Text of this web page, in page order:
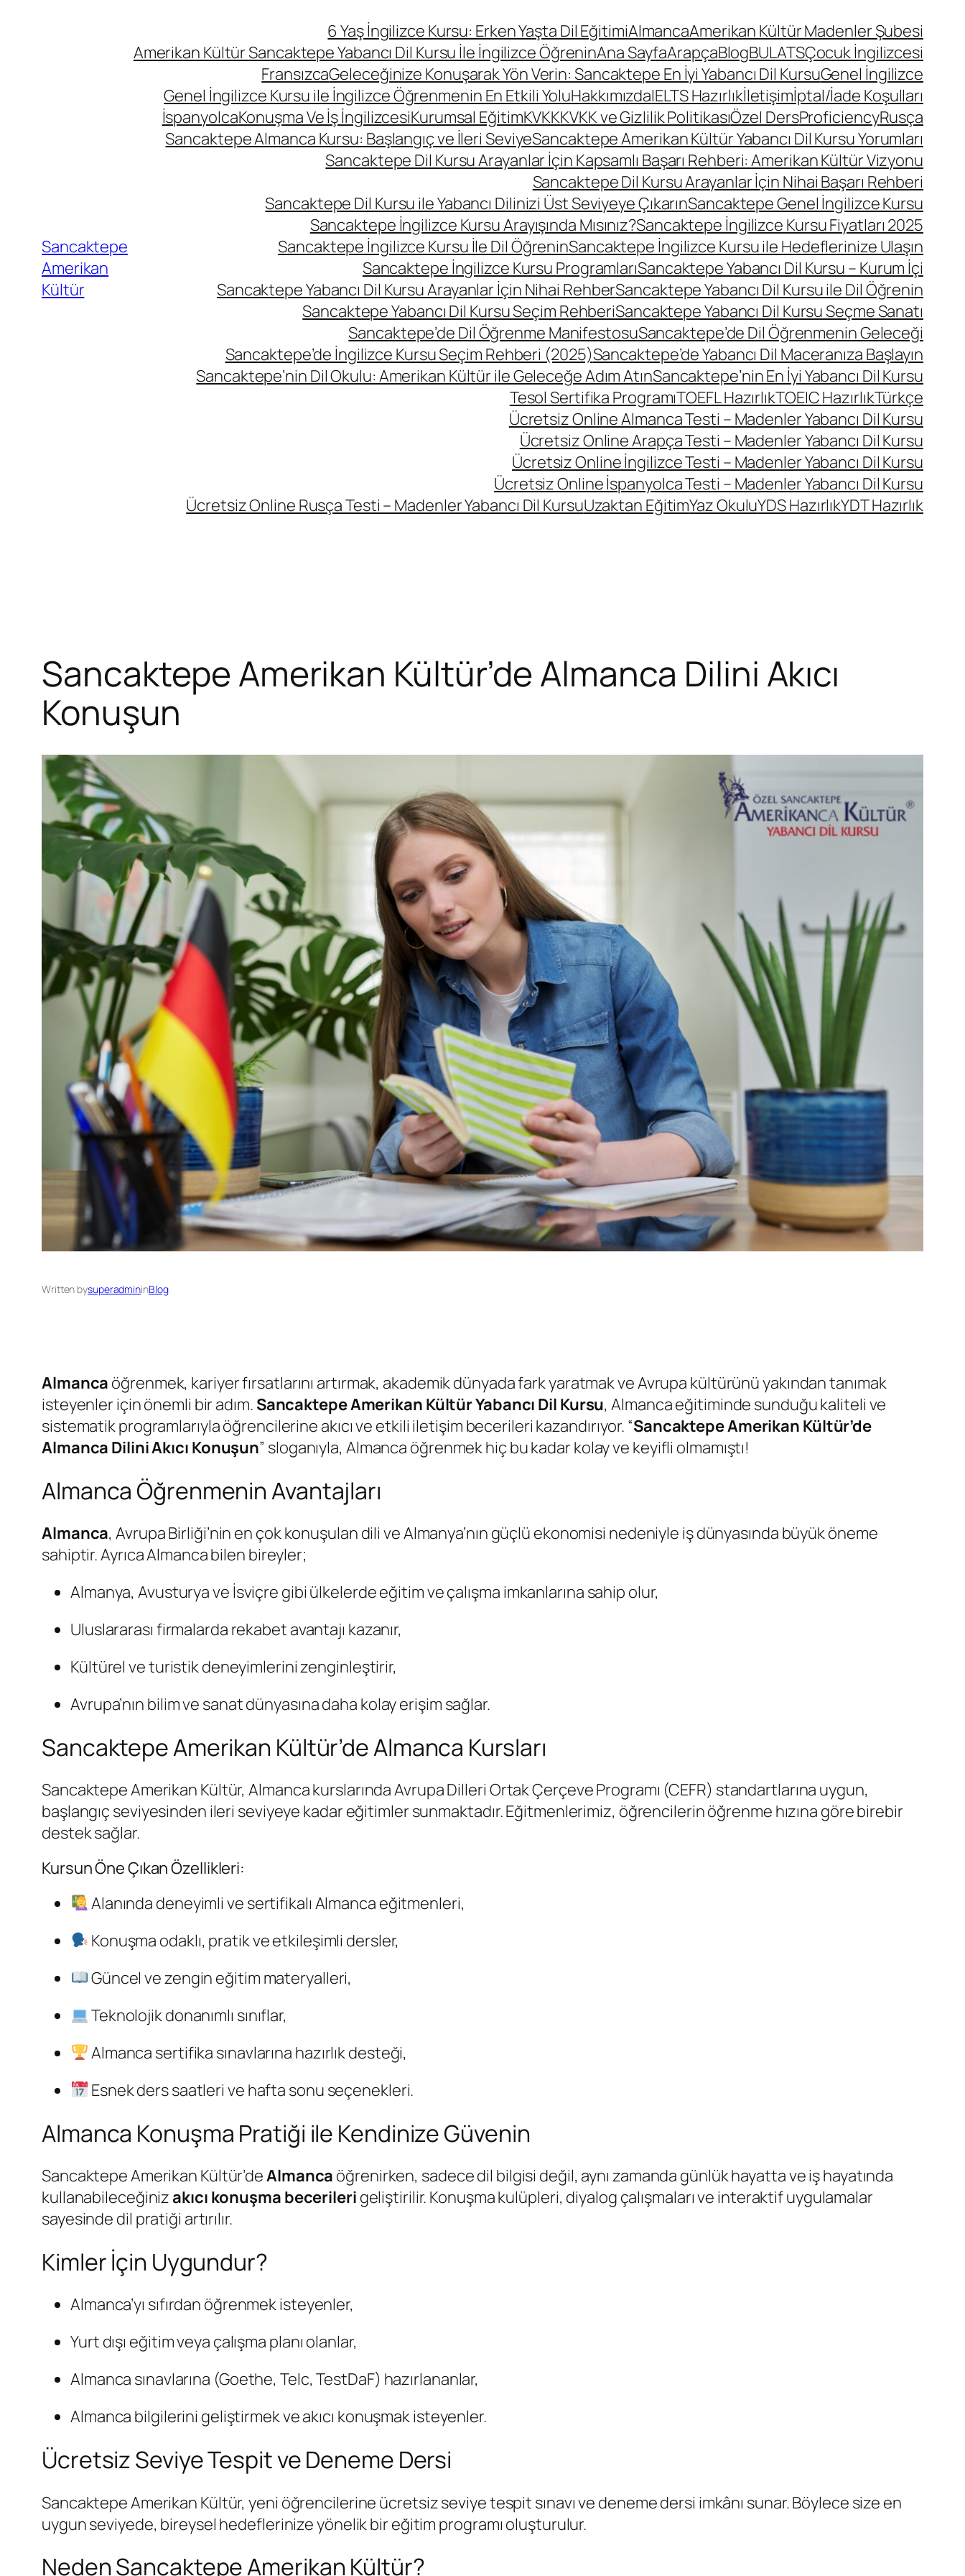
Sancaktepe
Amerikan
Kültür
6 Yaş İngilizce Kursu: Erken Yaşta Dil EğitimiAlmancaAmerikan Kültür Madenler Şubesi
Amerikan Kültür Sancaktepe Yabancı Dil Kursu İle İngilizce ÖğreninAna SayfaArapçaBlogBULATSÇocuk İngilizcesi
FransızcaGeleceğinize Konuşarak Yön Verin: Sancaktepe En İyi Yabancı Dil KursuGenel İngilizce
Genel İngilizce Kursu ile İngilizce Öğrenmenin En Etkili YoluHakkımızdaIELTS Hazırlıkİletişimİptal/İade Koşulları
İspanyolcaKonuşma Ve İş İngilizcesiKurumsal EğitimKVKKKVKK ve Gizlilik PolitikasıÖzel DersProficiencyRusça
Sancaktepe Almanca Kursu: Başlangıç ve İleri SeviyeSancaktepe Amerikan Kültür Yabancı Dil Kursu Yorumları
Sancaktepe Dil Kursu Arayanlar İçin Kapsamlı Başarı Rehberi: Amerikan Kültür Vizyonu
Sancaktepe Dil Kursu Arayanlar İçin Nihai Başarı Rehberi
Sancaktepe Dil Kursu ile Yabancı Dilinizi Üst Seviyeye ÇıkarınSancaktepe Genel İngilizce Kursu
Sancaktepe İngilizce Kursu Arayışında Mısınız?Sancaktepe İngilizce Kursu Fiyatları 2025
Sancaktepe İngilizce Kursu İle Dil ÖğreninSancaktepe İngilizce Kursu ile Hedeflerinize Ulaşın
Sancaktepe İngilizce Kursu ProgramlarıSancaktepe Yabancı Dil Kursu – Kurum İçi
Sancaktepe Yabancı Dil Kursu Arayanlar İçin Nihai RehberSancaktepe Yabancı Dil Kursu ile Dil Öğrenin
Sancaktepe Yabancı Dil Kursu Seçim RehberiSancaktepe Yabancı Dil Kursu Seçme Sanatı
Sancaktepe’de Dil Öğrenme ManifestosuSancaktepe’de Dil Öğrenmenin Geleceği
Sancaktepe’de İngilizce Kursu Seçim Rehberi (2025)Sancaktepe’de Yabancı Dil Maceranıza Başlayın
Sancaktepe’nin Dil Okulu: Amerikan Kültür ile Geleceğe Adım AtınSancaktepe’nin En İyi Yabancı Dil Kursu
Tesol Sertifika ProgramıTOEFL HazırlıkTOEIC HazırlıkTürkçe
Ücretsiz Online Almanca Testi – Madenler Yabancı Dil Kursu
Ücretsiz Online Arapça Testi – Madenler Yabancı Dil Kursu
Ücretsiz Online İngilizce Testi – Madenler Yabancı Dil Kursu
Ücretsiz Online İspanyolca Testi – Madenler Yabancı Dil Kursu
Ücretsiz Online Rusça Testi – Madenler Yabancı Dil KursuUzaktan EğitimYaz OkuluYDS HazırlıkYDT Hazırlık
Sancaktepe Amerikan Kültür’de Almanca Dilini Akıcı
Konuşun
Written bysuperadmininBlog
Almanca öğrenmek, kariyer fırsatlarını artırmak, akademik dünyada fark yaratmak ve Avrupa kültürünü yakından tanımak
isteyenler için önemli bir adım. Sancaktepe Amerikan Kültür Yabancı Dil Kursu, Almanca eğitiminde sunduğu kaliteli ve
sistematik programlarıyla öğrencilerine akıcı ve etkili iletişim becerileri kazandırıyor. “Sancaktepe Amerikan Kültür’de
Almanca Dilini Akıcı Konuşun” sloganıyla, Almanca öğrenmek hiç bu kadar kolay ve keyifli olmamıştı!
Almanca Öğrenmenin Avantajları
Almanca, Avrupa Birliği’nin en çok konuşulan dili ve Almanya’nın güçlü ekonomisi nedeniyle iş dünyasında büyük öneme
sahiptir. Ayrıca Almanca bilen bireyler;
Almanya, Avusturya ve İsviçre gibi ülkelerde eğitim ve çalışma imkanlarına sahip olur,
Uluslararası firmalarda rekabet avantajı kazanır,
Kültürel ve turistik deneyimlerini zenginleştirir,
Avrupa’nın bilim ve sanat dünyasına daha kolay erişim sağlar.
Sancaktepe Amerikan Kültür’de Almanca Kursları
Sancaktepe Amerikan Kültür, Almanca kurslarında Avrupa Dilleri Ortak Çerçeve Programı (CEFR) standartlarına uygun,
başlangıç seviyesinden ileri seviyeye kadar eğitimler sunmaktadır. Eğitmenlerimiz, öğrencilerin öğrenme hızına göre birebir
destek sağlar.
Kursun Öne Çıkan Özellikleri:
Alanında deneyimli ve sertifikalı Almanca eğitmenleri,
Konuşma odaklı, pratik ve etkileşimli dersler,
Güncel ve zengin eğitim materyalleri,
Teknolojik donanımlı sınıflar,
Almanca sertifika sınavlarına hazırlık desteği,
Esnek ders saatleri ve hafta sonu seçenekleri.
Almanca Konuşma Pratiği ile Kendinize Güvenin
Sancaktepe Amerikan Kültür’deAlmanca öğrenirken, sadece dil bilgisi değil, aynı zamanda günlük hayatta ve iş hayatında
kullanabileceğinizakıcı konuşma becerileri geliştirilir. Konuşma kulüpleri, diyalog çalışmaları ve interaktif uygulamalar
sayesinde dil pratiği artırılır.
Kimler İçin Uygundur?
Almanca’yı sıfırdan öğrenmek isteyenler,
Yurt dışı eğitim veya çalışma planı olanlar,
Almanca sınavlarına (Goethe, Telc, TestDaF) hazırlananlar,
Almanca bilgilerini geliştirmek ve akıcı konuşmak isteyenler.
Ücretsiz Seviye Tespit ve Deneme Dersi
Sancaktepe Amerikan Kültür, yeni öğrencilerine ücretsiz seviye tespit sınavı ve deneme dersi imkânı sunar. Böylece size en
uygun seviyede, bireysel hedeflerinize yönelik bir eğitim programı oluşturulur.
Neden Sancaktepe Amerikan Kültür?